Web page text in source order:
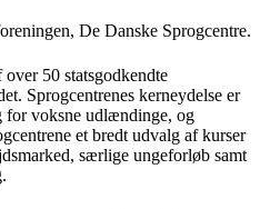
De Danske Sprogcentre.
50 statsgodkendte
Sprogcentrenes kerneydelse er
for voksne udlændinge, og
et bredt udvalg af kurser
særlige ungeforløb samt